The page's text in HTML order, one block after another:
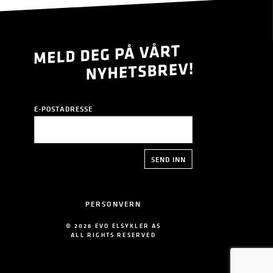
E-POSTADRESSE
PERSONVERN
© 2026 EVO ELSYKLER AS
ALL RIGHTS RESERVED